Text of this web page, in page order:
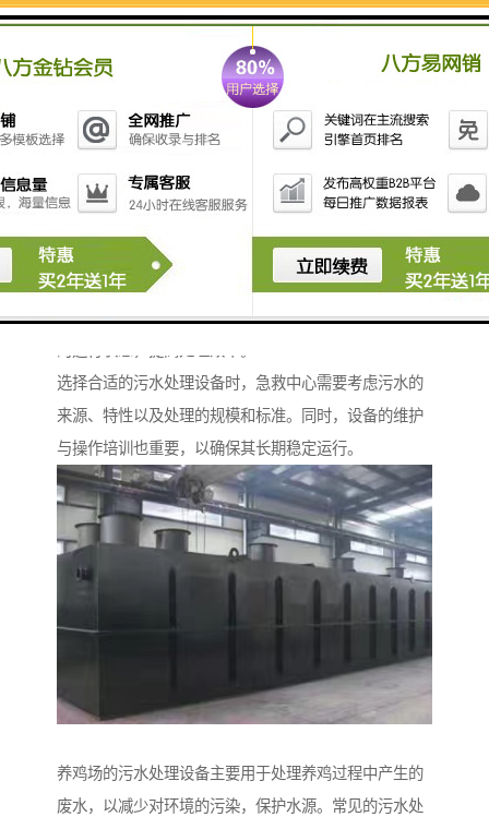
- **管道系统**：保证污水从各个采集点安全、地输送
到处理设备。
4. **固体废物处理系统**：
- **污泥脱水设备**：用于处理污水处理过程中产生的
污泥，减少体积并便于处置。
- **废物焚烧炉**：用于处理难以降解的废物。
5. **监控和自动化系统**：
- **水质监测仪器**：实时监测污水的pH值、浊度、
溶解氧等指标，确保处理效果达标。
- **自动化控制系统**：通过控制面板监控和调节设备
选择合适的污水处理设备时，急救中心需要考虑污水的
来源、特性以及处理的规模和标准。同时，设备的维护
与操作培训也重要，以确保其长期稳定运行。
养鸡场的污水处理设备主要用于处理养鸡过程中产生的
废水，以减少对环境的污染，保护水源。常见的污水处